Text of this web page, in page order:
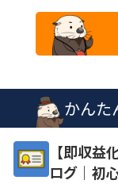
かんた
【即収
ログ｜初